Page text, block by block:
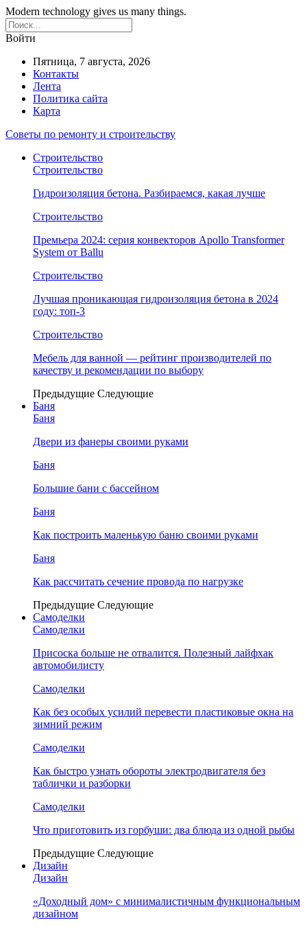
Modern technology gives us many things.
Войти
Пятница, 7 августа, 2026
Контакты
Лента
Политика сайта
Карта
Советы по ремонту и строительству
Строительство
Строительство
Гидроизоляция бетона. Разбираемся, какая лучше
Строительство
Премьера 2024: серия конвекторов Apollo Transformer
System от Ballu
Строительство
Лучшая проникающая гидроизоляция бетона в 2024
году: топ-3
Строительство
Мебель для ванной — рейтинг производителей по
качеству и рекомендации по выбору
Предыдущие Следующие
Баня
Баня
Двери из фанеры своими руками
Баня
Большие бани с бассейном
Баня
Как построить маленькую баню своими руками
Баня
Как рассчитать сечение провода по нагрузке
Предыдущие Следующие
Самоделки
Самоделки
Присоска больше не отвалится. Полезный лайфхак
автомобилисту
Самоделки
Как без особых усилий перевести пластиковые окна на
зимний режим
Самоделки
Как быстро узнать обороты электродвигателя без
таблички и разборки
Самоделки
Что приготовить из горбуши: два блюда из одной рыбы
Предыдущие Следующие
Дизайн
Дизайн
«Доходный дом» с минималистичным функциональным
дизайном